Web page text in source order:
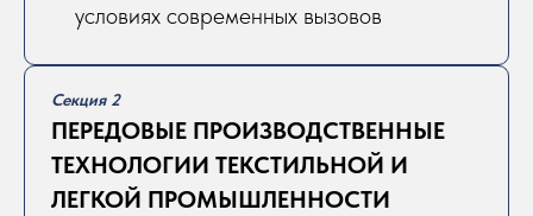
условиях современных вызовов
Секция 2
ПЕРЕДОВЫЕ ПРОИЗВОДСТВЕННЫЕ
ТЕХНОЛОГИИ ТЕКСТИЛЬНОЙ И
ЛЕГКОЙ ПРОМЫШЛЕННОСТИ